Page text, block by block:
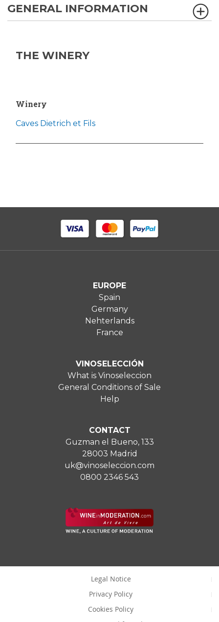
GENERAL INFORMATION
THE WINERY
Winery
Caves Dietrich et Fils
EUROPE
Spain
Germany
Nehterlands
France
VINOSELECCIÓN
What is Vinoseleccion
General Conditions of Sale
Help
CONTACT
Guzman el Bueno, 133
28003 Madrid
uk@vinoseleccion.com
0800 2346 543
Legal Notice
Privacy Policy
Cookies Policy